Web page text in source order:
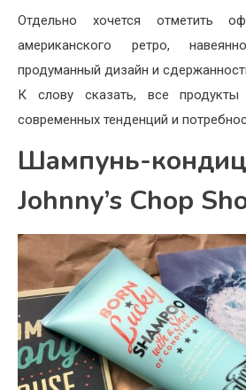
Отдельно хочется отметить
американского ретро,
продуманный дизайн и
К слову сказать, все
современных тенденций и
Шампунь-
Johnny’s Chop